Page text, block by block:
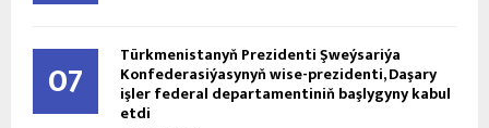
07 Türkmenistanyň Prezidenti Şweýsariýa
Konfederasiýasynyň wise-prezidenti, Daşary
işler federal departamentiniň başlygyny kabul
etdi